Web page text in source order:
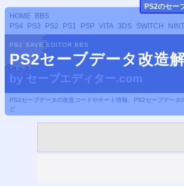
HOME
BBS
PS4
PS3 PS2 PS1 PSP VITA 3DS SWITCH
PS2 SAVE EDITOR BBS
PS2セーブデータ改造
by セーブエディター.com
PS2セーブデータの改造コードやチート情報、PS2セーブデータ
ど
PS2のセー